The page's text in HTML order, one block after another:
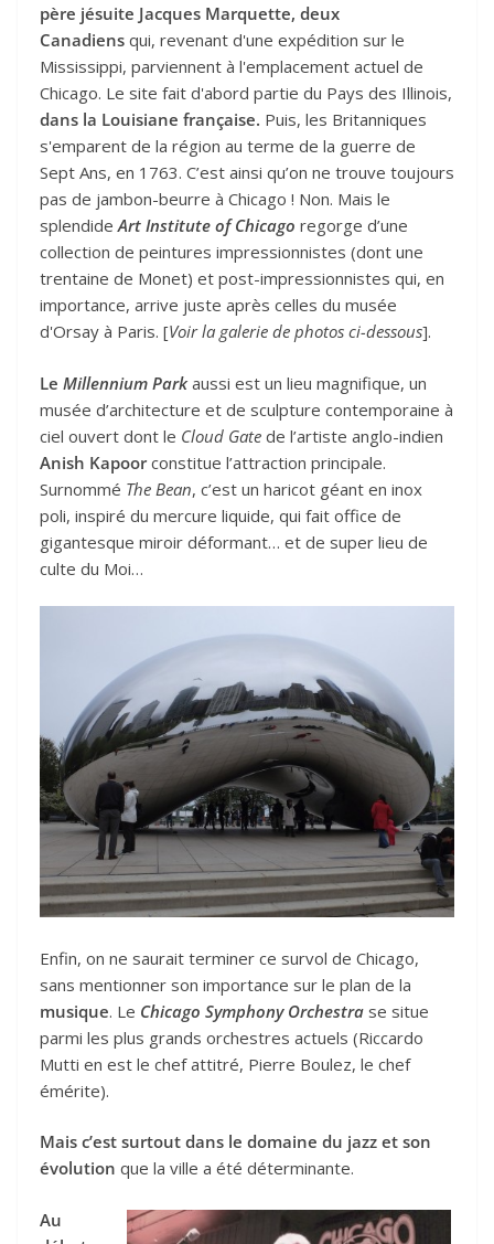
père jésuite Jacques Marquette, deux
Canadiens qui, revenant d'une expédition sur le
Mississippi, parviennent à l'emplacement actuel de
Chicago. Le site fait d'abord partie du Pays des Illinois,
dans la Louisiane française. Puis, les Britanniques
s'emparent de la région au terme de la guerre de
Sept Ans, en 1763. C’est ainsi qu’on ne trouve toujours
pas de jambon-beurre à Chicago ! Non. Mais le
splendideArt Institute of Chicago regorge d’une
collection de peintures impressionnistes (dont une
trentaine de Monet) et post-impressionnistes qui, en
importance, arrive juste après celles du musée
d'Orsay à Paris. [Voir la galerie de photos ci-dessous].
Le Millennium Parkaussi est un lieu magnifique, un
musée d’architecture et de sculpture contemporaine à
ciel ouvert dont le Cloud Gate de l’artiste anglo-indien
Anish Kapoorconstitue l’attraction principale.
Surnommé The Bean, c’est un haricot géant en inox
poli, inspiré du mercure liquide, qui fait office de
gigantesque miroir déformant… et de super lieu de
culte du Moi…
Enfin, on ne saurait terminer ce survol de Chicago,
sans mentionner son importance sur le plan de la
musique. Le Chicago Symphony Orchestra se situe
parmi les plus grands orchestres actuels (Riccardo
Mutti en est le chef attitré, Pierre Boulez, le chef
émérite).
Mais c’est surtout dans le domaine du jazz et son
évolution que la ville a été déterminante.
Au